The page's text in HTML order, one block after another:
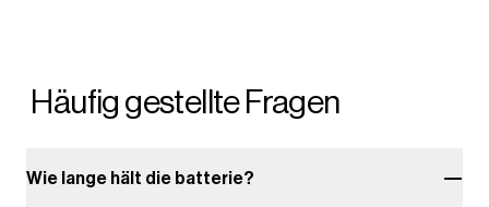
Häufig gestellte Fragen
Wie lange hält die batterie?